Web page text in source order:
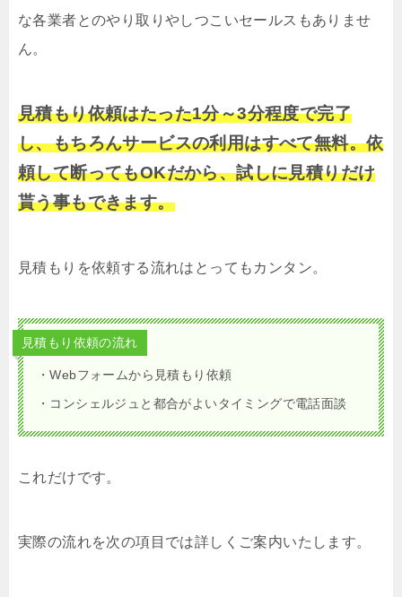
な各業者とのやり取りやしつこいセールスもありませ
ん。
見積もり依頼はたった1分～3分程度で完了
し、もちろんサービスの利用はすべて無料。依
頼して断ってもOKだから、試しに見積りだけ
貰う事もできます。
見積もりを依頼する流れはとってもカンタン。
見積もり依頼の流れ
・Webフォームから見積もり依頼
・コンシェルジュと都合がよいタイミングで電話面談
これだけです。
実際の流れを次の項目では詳しくご案内いたします。